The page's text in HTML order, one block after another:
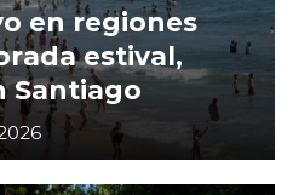
en regiones
estival,
Santiago